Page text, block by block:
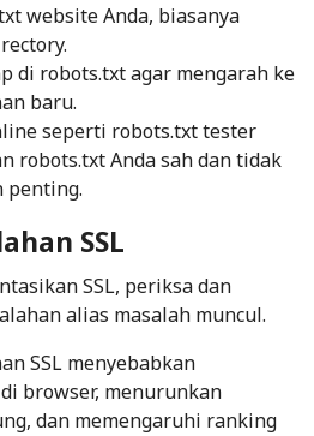
website Anda, biasanya
di robots.txt agar mengarah ke
baru.
seperti robots.txt tester
robots.txt Anda sah dan tidak
penting.
SSL
SSL, periksa dan
alias masalah muncul.
SSL menyebabkan
browser, menurunkan
dan memengaruhi ranking